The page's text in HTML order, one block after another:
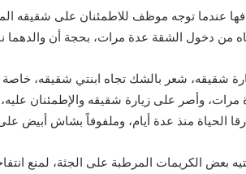
عندما توجه موظف للاطمئنان على شقيقه
من دخول الشقة عدة مرات، بحجة أن
شقيقه، شعر بالشك تجاه ابنتي شقيقه،
وأصر على زيارة شقيقه والإطمئنان
الحياة منذ عدة أيام، وملفوفاً بشاش أبيض
بعض الكريمات المرطبة على الجثة، لمنع